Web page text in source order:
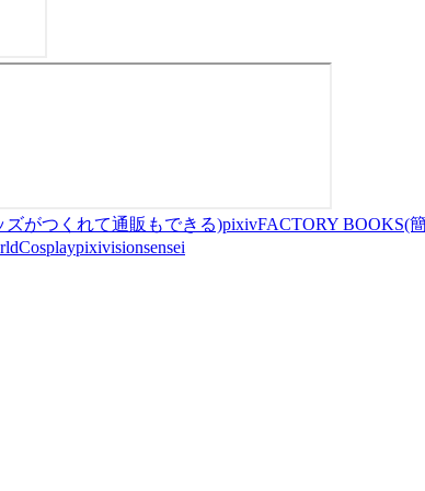
ズがつくれて通販もできる)pixivFACTORY BOOKS(
pixivisionsensei